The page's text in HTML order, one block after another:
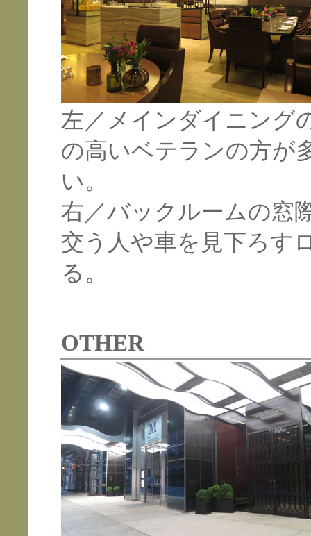
左／メインダイニング
の高いベテランの方が
い。
右／バックルームの窓
交う人や車を見下ろす
る。
OTHER